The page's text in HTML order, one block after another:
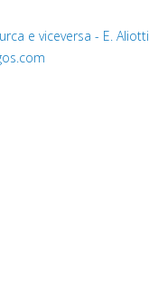
e viceversa - E. Aliotti